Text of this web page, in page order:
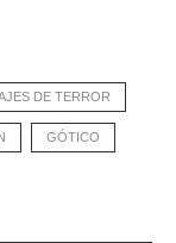
DE TERROR
GÓTICO